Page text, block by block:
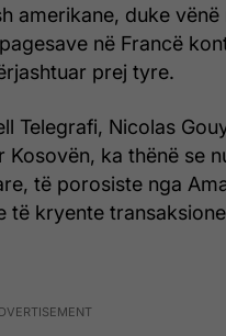
amerikane, duke vënë
në Francë
prej tyre.
Telegrafi, Nicolas
ka thënë se
të porosiste nga
kryente